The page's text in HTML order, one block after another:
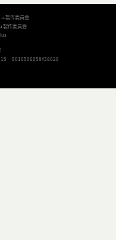
製作委員会
製作委員会
9010506058Y38029